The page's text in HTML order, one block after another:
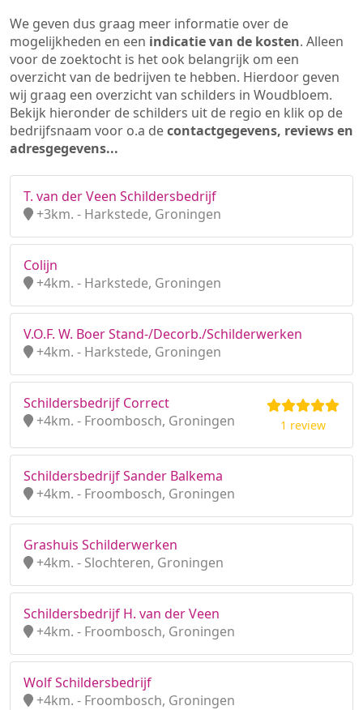
We geven dus graag meer informatie over de
mogelijkheden en een indicatie van de kosten. Alleen
voor de zoektocht is het ook belangrijk om een
overzicht van de bedrijven te hebben. Hierdoor geven
wij graag een overzicht van schilders in Woudbloem.
Bekijk hieronder de schilders uit de regio en klik op de
bedrijfsnaam voor o.a decontactgegevens, reviews en
adresgegevens...
T. van der Veen Schildersbedrijf
+3km. - Harkstede, Groningen
Colijn
+4km. - Harkstede, Groningen
V.O.F. W. Boer Stand-/Decorb./Schilderwerken
+4km. - Harkstede, Groningen
Schildersbedrijf Correct
+4km. - Froombosch, Groningen
1 review
Schildersbedrijf Sander Balkema
+4km. - Froombosch, Groningen
Grashuis Schilderwerken
+4km. - Slochteren, Groningen
Schildersbedrijf H. van der Veen
+4km. - Froombosch, Groningen
Wolf Schildersbedrijf
+4km. - Froombosch, Groningen